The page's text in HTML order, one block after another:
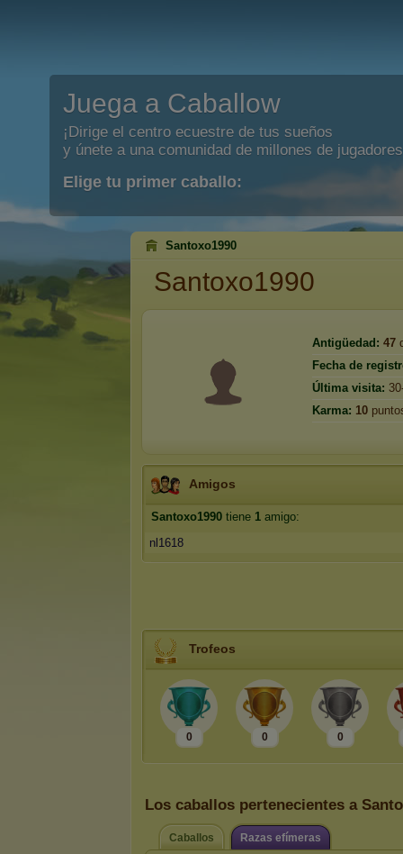
Juega a Caballow
¡Dirige el centro ecuestre de tus sueños
y únete a una comunidad de millones de
Elige tu primer caballo:
Santoxo1990
Santoxo1990
Antigüedad: 47
Fecha de
Última visita:
Karma: 10
Amigos
Santoxo1990 tiene 1 amigo:
nl1618
Trofeos
0 0 0
Los caballos pertenecientes a
Caballos Razas efímeras